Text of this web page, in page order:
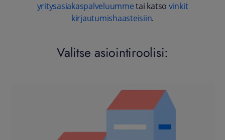
yritysasiakaspalveluummetai katso vinkit
kirjautumishaasteisiin.
Valitse asiointiroolisi: